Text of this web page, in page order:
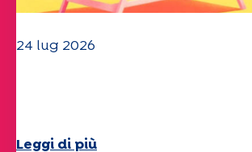
24 lug 2026
Leggi di più